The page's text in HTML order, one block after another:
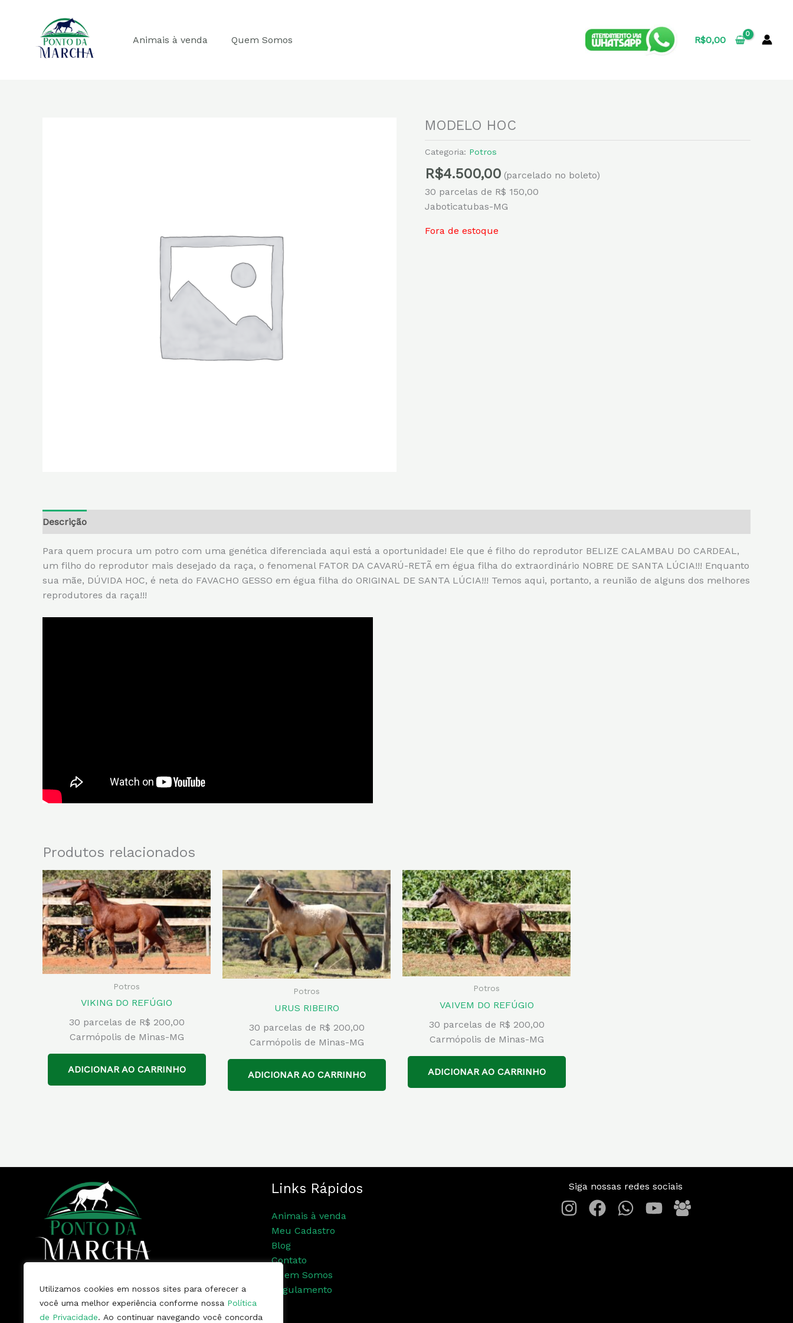
Utilizamos cookies em nossos sites para oferecer a
você uma melhor experiência conforme nossa Política
de Privacidade. Ao continuar navegando você concorda
conteúdo
Animais à venda Quem Somos R$0,00
MODELO HOC
Categoria: Potros
R$4.500,00 (parcelado no boleto)
30 parcelas de R$ 150,00
Jaboticatubas-MG
Fora de estoque
Descrição
Para quem procura um potro com uma genética diferenciada aqui está a oportunidade! Ele que é filho do reprodutor BELIZE CALAMBAU DO CARDEAL,
um filho do reprodutor mais desejado da raça, o fenomenal FATOR DA CAVARÚ-RETÃ em égua filha do extraordinário NOBRE DE SANTA LÚCIA!!! Enquanto
sua mãe, DÚVIDA HOC, é neta do FAVACHO GESSO em égua filha do ORIGINAL DE SANTA LÚCIA!!! Temos aqui, portanto, a reunião de alguns dos melhores
reprodutores da raça!!!
Produtos relacionados
Potros
VIKING DO REFÚGIO
30 parcelas de R$ 200,00
Carmópolis de Minas-MG
ADICIONAR AO CARRINHO
Potros
URUS RIBEIRO
30 parcelas de R$ 200,00
Carmópolis de Minas-MG
ADICIONAR AO CARRINHO
Potros
VAIVEM DO REFÚGIO
30 parcelas de R$ 200,00
Carmópolis de Minas-MG
ADICIONAR AO CARRINHO
Somos uma empresa, com vários
anos de mercado, especializada na
Links Rápidos
Animais à venda
Meu Cadastro
Blog
Contato
Quem Somos
Regulamento
Siga nossas redes sociais